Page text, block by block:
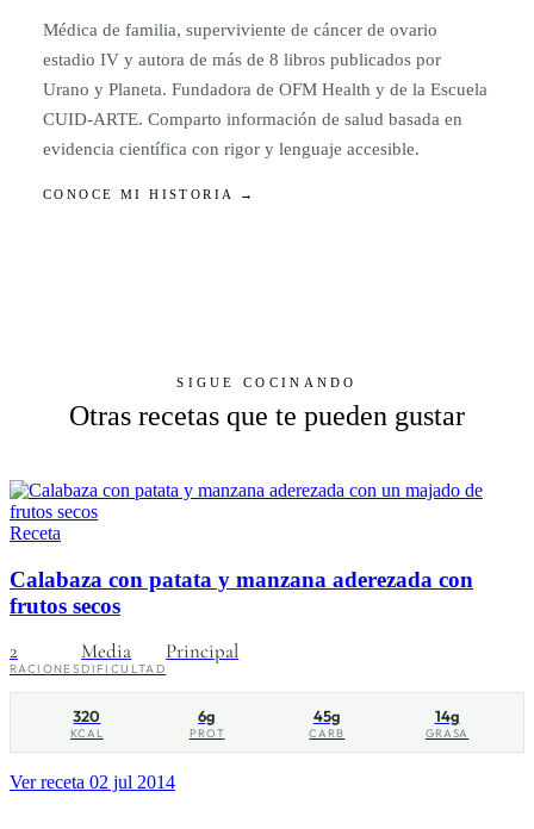
Médica de familia, superviviente de cáncer de ovario
estadio IV y autora de más de 8 libros publicados por
Urano y Planeta. Fundadora de OFM Health y de la Escuela
CUID-ARTE. Comparto información de salud basada en
evidencia científica con rigor y lenguaje accesible.
CONOCE MI HISTORIA →
SIGUE COCINANDO
Otras recetas que te pueden gustar
Receta
Calabaza con patata y manzana aderezada con
frutos secos
2
RACIONES
Media
DIFICULTAD
Principal
320
KCAL
6g
PROT
45g
CARB
14g
GRASA
Ver receta 02 jul 2014